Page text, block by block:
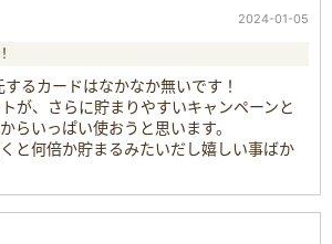
2024-01-05
るカードはなかなか無いです！
が、さらに貯まりやすいキャンペーンと
らいっぱい使おうと思います。
と何倍か貯まるみたいだし嬉しい事ばか